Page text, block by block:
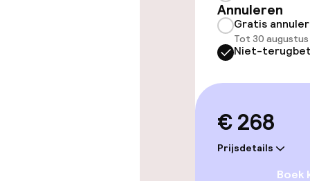
Annuleren
Gratis
Tot 30
Niet-
€ 268
Prijsdetails
Boek